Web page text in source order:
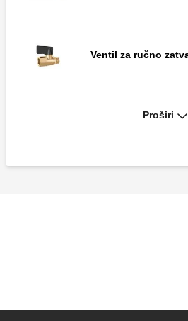
Ventil za ručno
Ispusna slavina s
Proširi